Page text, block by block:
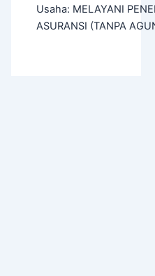
Usaha: MELAYANI
ASURANSI (TANPA